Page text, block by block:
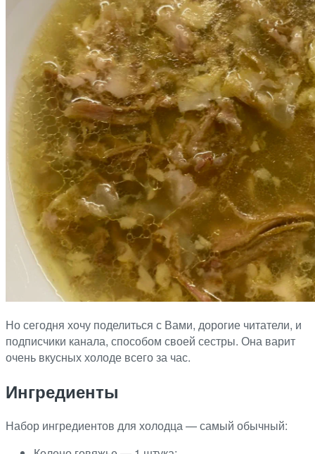
Но сегодня хочу поделиться с Вами, дорогие читатели, и
подписчики канала, способом своей сестры. Она варит
очень вкусных холоде всего за час.
Ингредиенты
Набор ингредиентов для холодца — самый обычный: